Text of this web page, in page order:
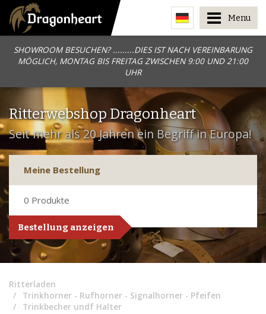
SHOWROOM BESUCHEN? .........DIES IST NACH VEREINBARUNG
MÖGLICH, MONTAG BIS FREITAG ZWISCHEN 9:00 UND 21:00
UHR
Menu
Ritterwebshop Dragonheart
Seit mehr als 20 Jahren ein Begriff in Europa!
Meine Bestellung
0 Produkte
Bestellung anzeigen
Ritterladen
Trinkhorner - Rufhorner - Signalhorner - Pfeifen
Trinkbecher undf Halter